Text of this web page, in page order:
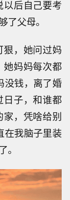
以后自己要考
了父母。
狠，她问过妈
她妈妈每次都
没钱，离了婚
日子，和谁都
，凭啥给别
在我脑子里装